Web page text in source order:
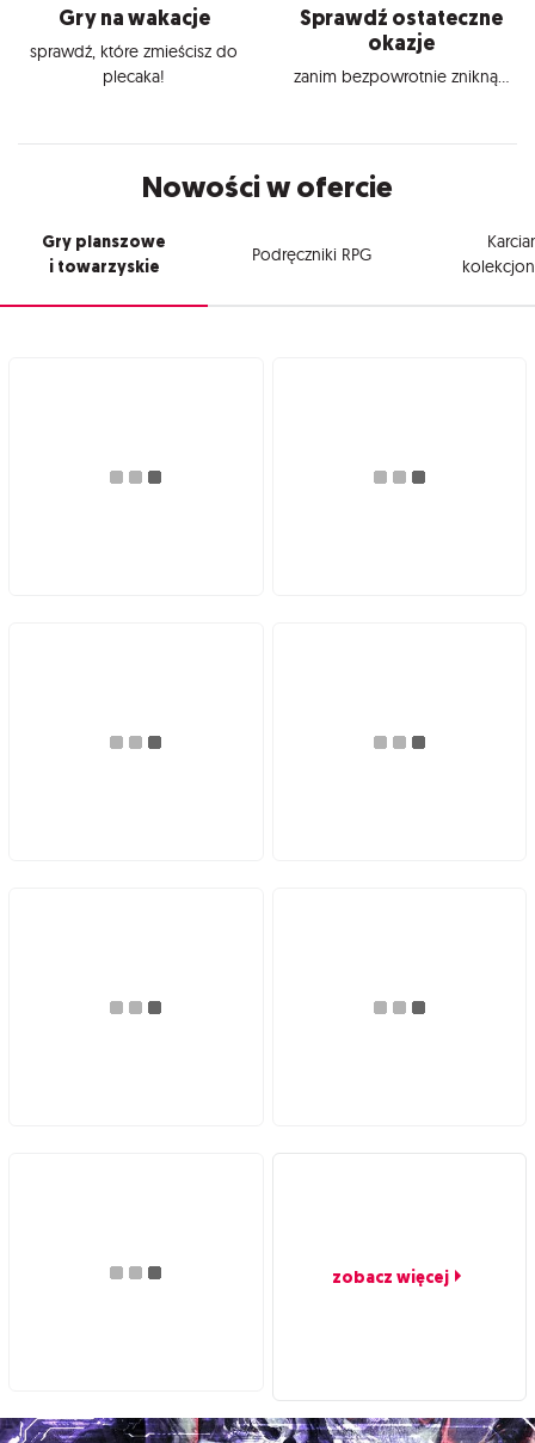
Gry na wakacje
sprawdź, które zmieścisz do
plecaka!
Sprawdź ostateczne
okazje
zanim bezpowrotnie znikną...
Nowości w ofercie
Gry planszowe
i towarzyskie
Podręczniki RPG
zobacz więcej